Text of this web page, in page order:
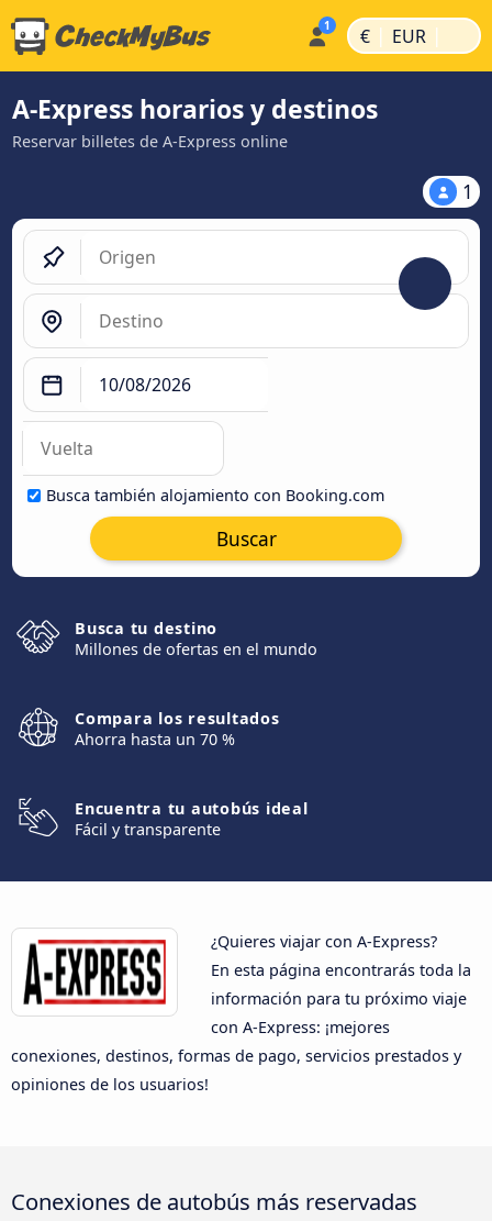
€ | EUR |
A-Express horarios y destinos
Reservar billetes de A-Express online
1
Busca también alojamiento con Booking.com
Buscar
Busca tu destino
Millones de ofertas en el mundo
Compara los resultados
Ahorra hasta un 70 %
Encuentra tu autobús ideal
Fácil y transparente
¿Quieres viajar con A-Express?
En esta página encontrarás toda la
información para tu próximo viaje
con A-Express: ¡mejores
conexiones, destinos, formas de pago, servicios prestados y
opiniones de los usuarios!
Conexiones de autobús más reservadas